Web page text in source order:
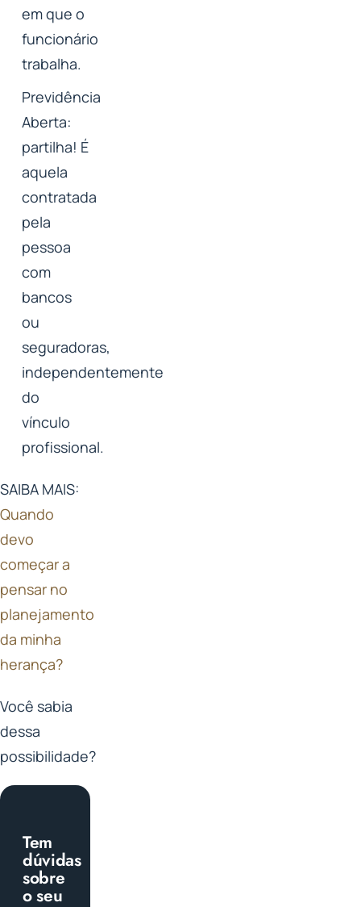
em que o
funcionário
trabalha.
Previdência
Aberta:
partilha! É
aquela
contratada
pela
pessoa
com
bancos
ou
seguradoras,
independentemente
do
vínculo
profissional.
SAIBA MAIS:
Quando
devo
começar a
pensar no
planejamento
da minha
herança?
Você sabia
dessa
possibilidade?
Tem
dúvidas
sobre
o seu